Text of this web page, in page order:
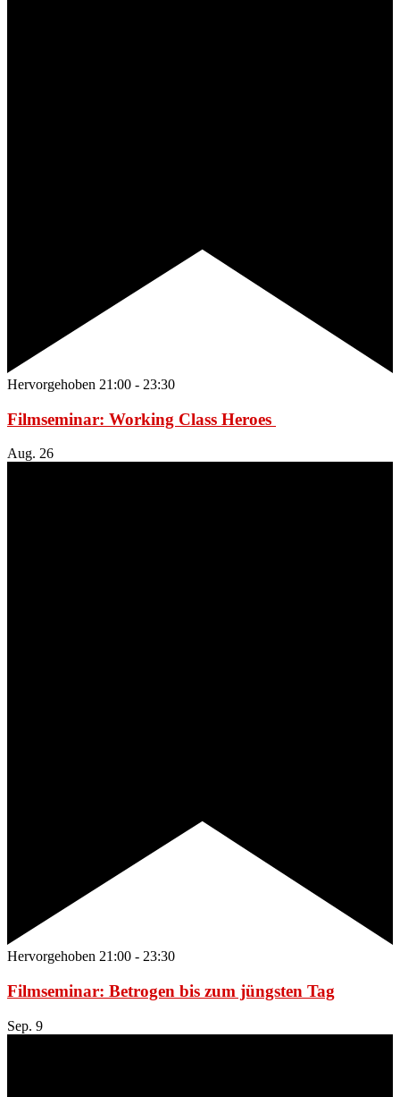
Hervorgehoben 21:00 - 23:30
Filmseminar: Working Class Heroes
Aug. 26
Hervorgehoben 21:00 - 23:30
Filmseminar: Betrogen bis zum jüngsten Tag
Sep. 9